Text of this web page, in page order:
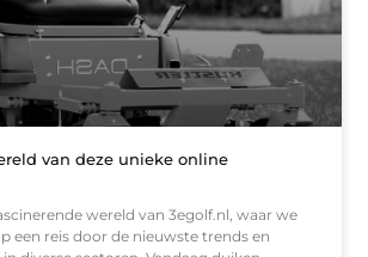
van deze unieke online
wereld van 3egolf.nl, waar we
een reis door de nieuwste trends en